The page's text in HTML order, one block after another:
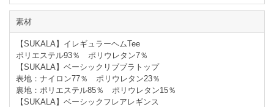
素材
【SUKALA】イレギュラーヘムTee
ポリエステル93％ ポリウレタン7％
【SUKALA】ベーシックリブブラトップ
表地：ナイロン77％ ポリウレタン23％
裏地：ポリエステル85％ ポリウレタン15％
【SUKALA】ベーシックフレアレギンス